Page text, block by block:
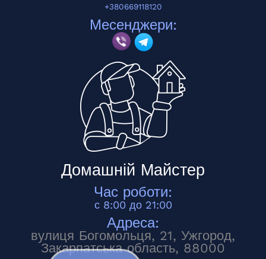
+380669118120
Месенджери:
Домашній Майстер
Час роботи:
с 8:00 до 21:00
Адреса:
вулиця Богомольця, 21, Ужгород,
Закарпатська область, 88000